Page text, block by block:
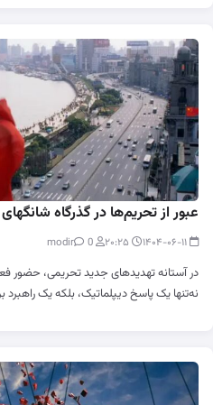
عبور از تحریم‌ها در گذرگاه شانگهای
0
در آستانه تهدیدهای جدید تحریمی، حضور
نه‌تنها یک پاسخ دیپلماتیک، بلکه یک راهبرد